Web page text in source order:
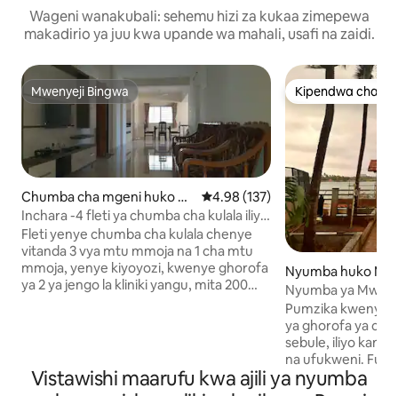
Wageni wanakubali: sehemu hizi za kukaa zimepewa
makadirio ya juu kwa upande wa mahali, usafi na zaidi.
Mwenyeji Bingwa
Mwenyeji Bingwa
Chumba cha mgeni huko U
dupi
Ukadiriaji wa wastani wa 4.98
4.98 (137)
Inchara -4 fleti ya chumba cha kulala iliyo
na maegesho katika jiji la udupi
Fleti yenye chumba cha kulala chenye
vitanda 3 vya mtu mmoja na 1 cha mtu
mmoja, yenye kiyoyozi, kwenye ghorofa
ya 2 ya jengo la kliniki yangu, mita 200
wakati wa kuingia na wageni wanaweza
kuzitumia kikamilifu hadi wakati wa
Kipendwa cha
Kipendwa cha
Nyumba huko
Nyumba ya
Vyumba 2 vya
Ufukweni
Pumzika kwenye
ya ghorofa ya
sebule, iliyo
na ufukweni.
yenye amani,
Vistawishi maarufu kwa ajili ya nyumba